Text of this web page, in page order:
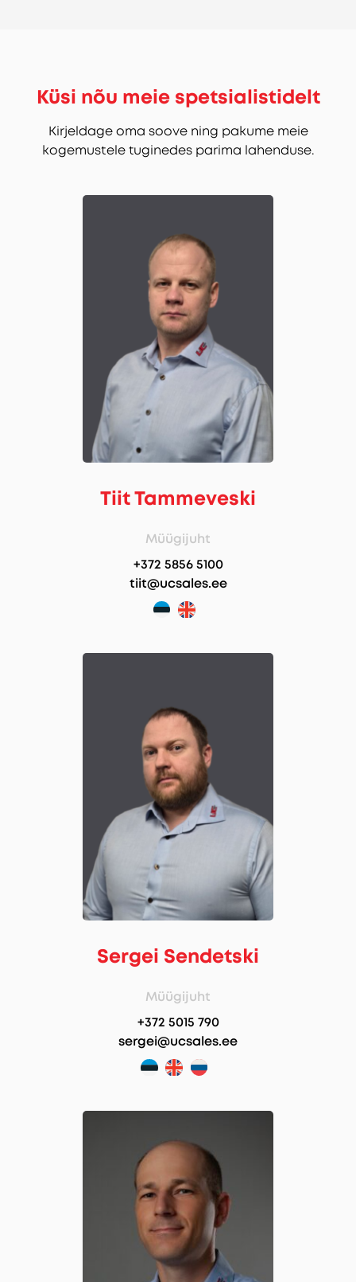
Küsi nõu meie spetsialistidelt
Kirjeldage oma soove ning pakume meie
kogemustele tuginedes parima lahenduse.
Tiit Tammeveski
Müügijuht
+372 5856 5100
tiit@ucsales.ee
Sergei Sendetski
Müügijuht
+372 5015 790
sergei@ucsales.ee